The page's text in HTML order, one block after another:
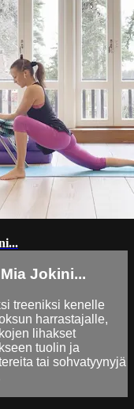
Jokini...
treeniksi kenelle
harrastajalle,
lihakset
tuolin ja
tai sohvatyynyjä